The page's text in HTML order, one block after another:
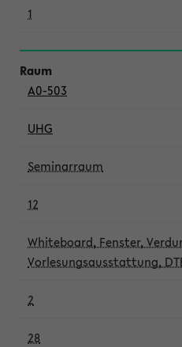
1
A0-503
UHG
Seminarraum
12
Whiteboard, Fenster,
Vorlesungsausstattung,
2
28